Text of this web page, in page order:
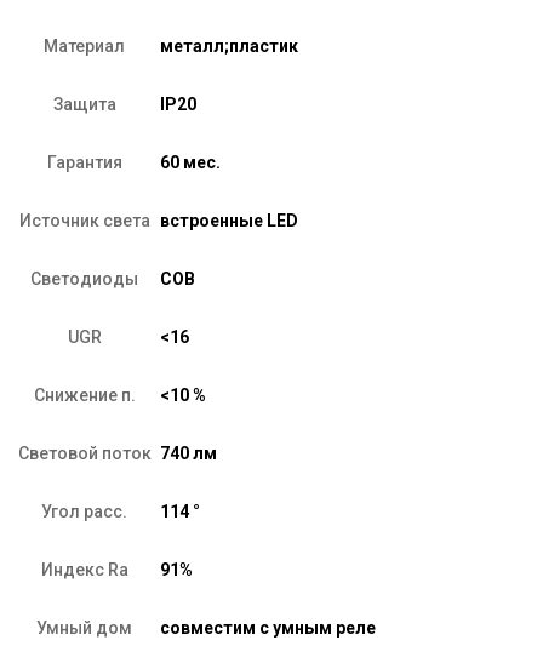
Материал металл;пластик
Защита IP20
Гарантия 60 мес.
Источник света встроенные LED
Светодиоды COB
UGR <16
Снижение п. <10 %
Световой поток 740 лм
Угол расс. 114 °
Индекс Ra 91%
Умный дом совместим с умным реле